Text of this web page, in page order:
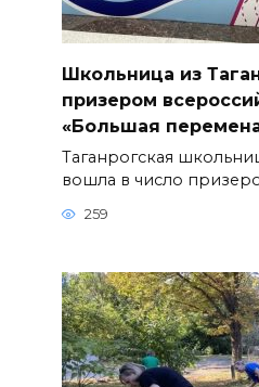
Школьница из
призером
«Большая
Таганрогская
вошла в число
259